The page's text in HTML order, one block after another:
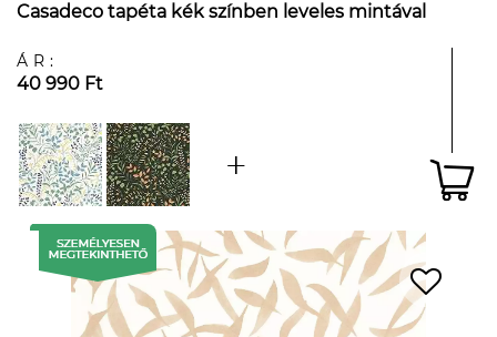
Casadeco tapéta kék színben leveles mintával
ÁR:
40 990 Ft